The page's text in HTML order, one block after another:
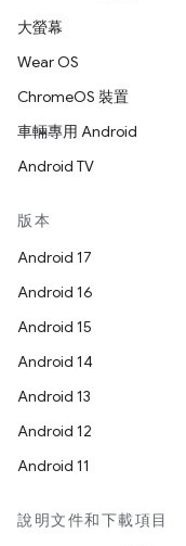
大螢幕
Wear OS
ChromeOS 裝置
車輛專用 Android
Android TV
版本
Android 17
Android 16
Android 15
Android 14
Android 13
Android 12
Android 11
說明文件和下載項目